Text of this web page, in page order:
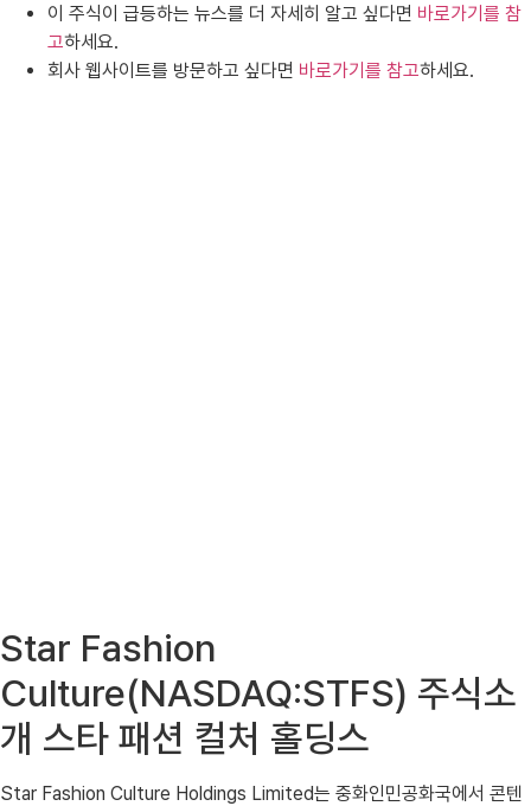
이 주식이 급등하는 뉴스를 더 자세히 알고 싶다면 바로가기를 참
고하세요.
회사 웹사이트를 방문하고 싶다면 바로가기를 참고하세요.
Star Fashion
Culture(NASDAQ:STFS) 주식소
개 스타 패션 컬처 홀딩스
Star Fashion Culture Holdings Limited는 중화인민공화국에서 콘텐